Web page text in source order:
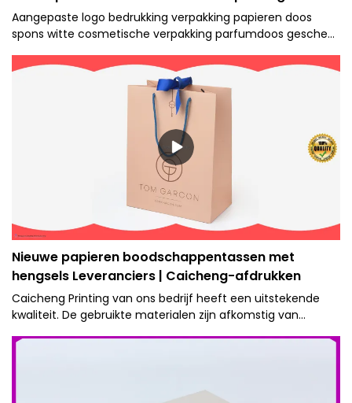
parfumdoos cadeau
Aangepaste logo bedrukking verpakking papieren doos
spons witte cosmetische verpakking parfumdoos geschenk
tegemoet te komen aan verschillende behoeften van
klanten, die een grote verscheidenheid aan toepassingen
hebben. Bovendien houdt het vast aan een beknopte
structuur en hoge kwaliteit is het ontwerpprincipe.
Nieuwe papieren boodschappentassen met
hengsels Leveranciers | Caicheng-afdrukken
Caicheng Printing van ons bedrijf heeft een uitstekende
kwaliteit. De gebruikte materialen zijn afkomstig van